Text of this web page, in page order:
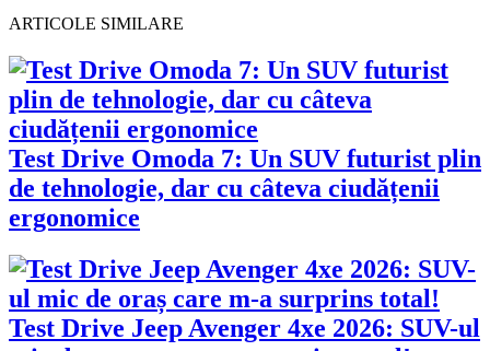
ARTICOLE SIMILARE
Test Drive Omoda 7: Un SUV futurist plin
de tehnologie, dar cu câteva ciudățenii
ergonomice
Test Drive Jeep Avenger 4xe 2026: SUV-ul